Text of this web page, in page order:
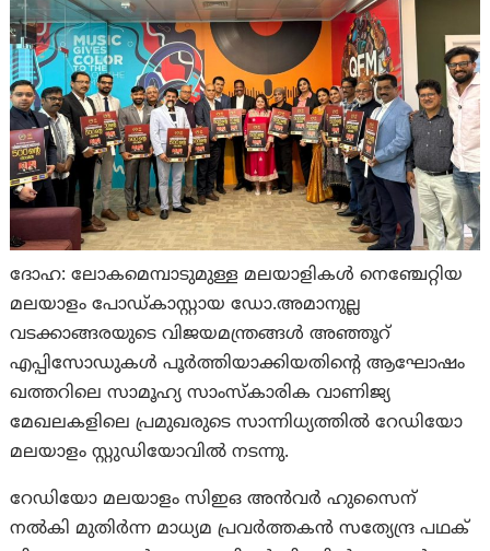
ദോഹ: ലോകമെമ്പാടുമുള്ള മലയാളികള്‍ നെഞ്ചേറ്റിയ
മലയാളം പോഡ്കാസ്റ്റായ ഡോ.അമാനുല്ല
വടക്കാങ്ങരയുടെ വിജയമന്ത്രങ്ങള്‍ അഞ്ഞൂറ്
എപ്പിസോഡുകള്‍ പൂര്‍ത്തിയാക്കിയതിന്റെ ആഘോഷം
ഖത്തറിലെ സാമൂഹ്യ സാംസ്‌കാരിക വാണിജ്യ
മേഖലകളിലെ പ്രമുഖരുടെ സാന്നിധ്യത്തില്‍ റേഡിയോ
മലയാളം സ്റ്റുഡിയോവില്‍ നടന്നു.
റേഡിയോ മലയാളം സിഇഒ അന്‍വര്‍ ഹുസൈന്
നല്‍കി മുതിര്‍ന്ന മാധ്യമ പ്രവര്‍ത്തകന്‍ സത്യേന്ദ്ര പഥക്